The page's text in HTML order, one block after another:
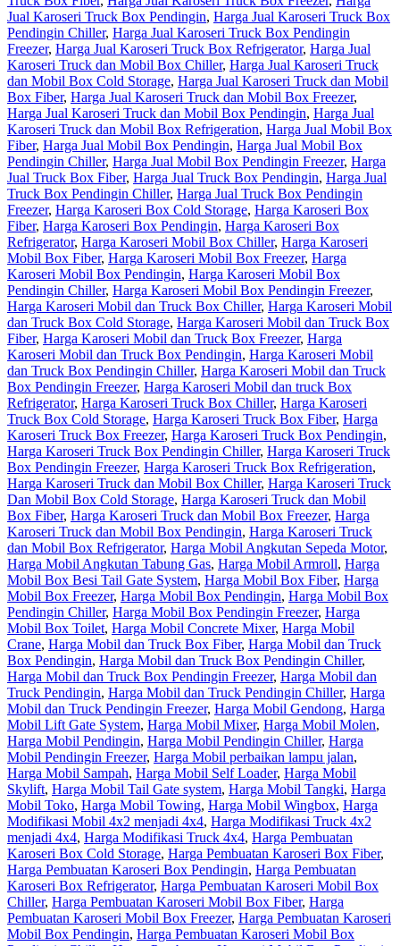
Jual Karoseri Truck Box Pendingin, Harga Jual Karoseri Truck Box
Pendingin Chiller, Harga Jual Karoseri Truck Box Pendingin
Freezer, Harga Jual Karoseri Truck Box Refrigerator, Harga Jual
Karoseri Truck dan Mobil Box Chiller, Harga Jual Karoseri Truck
dan Mobil Box Cold Storage, Harga Jual Karoseri Truck dan Mobil
Box Fiber, Harga Jual Karoseri Truck dan Mobil Box Freezer,
Harga Jual Karoseri Truck dan Mobil Box Pendingin, Harga Jual
Karoseri Truck dan Mobil Box Refrigeration, Harga Jual Mobil Box
Fiber, Harga Jual Mobil Box Pendingin, Harga Jual Mobil Box
Pendingin Chiller, Harga Jual Mobil Box Pendingin Freezer, Harga
Jual Truck Box Fiber, Harga Jual Truck Box Pendingin, Harga Jual
Truck Box Pendingin Chiller, Harga Jual Truck Box Pendingin
Freezer, Harga Karoseri Box Cold Storage, Harga Karoseri Box
Fiber, Harga Karoseri Box Pendingin, Harga Karoseri Box
Refrigerator, Harga Karoseri Mobil Box Chiller, Harga Karoseri
Mobil Box Fiber, Harga Karoseri Mobil Box Freezer, Harga
Karoseri Mobil Box Pendingin, Harga Karoseri Mobil Box
Pendingin Chiller, Harga Karoseri Mobil Box Pendingin Freezer,
Harga Karoseri Mobil dan Truck Box Chiller, Harga Karoseri Mobil
dan Truck Box Cold Storage, Harga Karoseri Mobil dan Truck Box
Fiber, Harga Karoseri Mobil dan Truck Box Freezer, Harga
Karoseri Mobil dan Truck Box Pendingin, Harga Karoseri Mobil
dan Truck Box Pendingin Chiller, Harga Karoseri Mobil dan Truck
Box Pendingin Freezer, Harga Karoseri Mobil dan truck Box
Refrigerator, Harga Karoseri Truck Box Chiller, Harga Karoseri
Truck Box Cold Storage, Harga Karoseri Truck Box Fiber, Harga
Karoseri Truck Box Freezer, Harga Karoseri Truck Box Pendingin,
Harga Karoseri Truck Box Pendingin Chiller, Harga Karoseri Truck
Box Pendingin Freezer, Harga Karoseri Truck Box Refrigeration,
Harga Karoseri Truck dan Mobil Box Chiller, Harga Karoseri Truck
Dan Mobil Box Cold Storage, Harga Karoseri Truck dan Mobil
Box Fiber, Harga Karoseri Truck dan Mobil Box Freezer, Harga
Karoseri Truck dan Mobil Box Pendingin, Harga Karoseri Truck
dan Mobil Box Refrigerator, Harga Mobil Angkutan Sepeda Motor,
Harga Mobil Angkutan Tabung Gas, Harga Mobil Armroll, Harga
Mobil Box Besi Tail Gate System, Harga Mobil Box Fiber, Harga
Mobil Box Freezer, Harga Mobil Box Pendingin, Harga Mobil Box
Pendingin Chiller, Harga Mobil Box Pendingin Freezer, Harga
Mobil Box Toilet, Harga Mobil Concrete Mixer, Harga Mobil
Crane, Harga Mobil dan Truck Box Fiber, Harga Mobil dan Truck
Box Pendingin, Harga Mobil dan Truck Box Pendingin Chiller,
Harga Mobil dan Truck Box Pendingin Freezer, Harga Mobil dan
Truck Pendingin, Harga Mobil dan Truck Pendingin Chiller, Harga
Mobil dan Truck Pendingin Freezer, Harga Mobil Gendong, Harga
Mobil Lift Gate System, Harga Mobil Mixer, Harga Mobil Molen,
Harga Mobil Pendingin, Harga Mobil Pendingin Chiller, Harga
Mobil Pendingin Freezer, Harga Mobil perbaikan lampu jalan,
Harga Mobil Sampah, Harga Mobil Self Loader, Harga Mobil
Skylift, Harga Mobil Tail Gate system, Harga Mobil Tangki, Harga
Mobil Toko, Harga Mobil Towing, Harga Mobil Wingbox, Harga
Modifikasi Mobil 4x2 menjadi 4x4, Harga Modifikasi Truck 4x2
menjadi 4x4, Harga Modifikasi Truck 4x4, Harga Pembuatan
Karoseri Box Cold Storage, Harga Pembuatan Karoseri Box Fiber,
Harga Pembuatan Karoseri Box Pendingin, Harga Pembuatan
Karoseri Box Refrigerator, Harga Pembuatan Karoseri Mobil Box
Chiller, Harga Pembuatan Karoseri Mobil Box Fiber, Harga
Pembuatan Karoseri Mobil Box Freezer, Harga Pembuatan Karoseri
Mobil Box Pendingin, Harga Pembuatan Karoseri Mobil Box